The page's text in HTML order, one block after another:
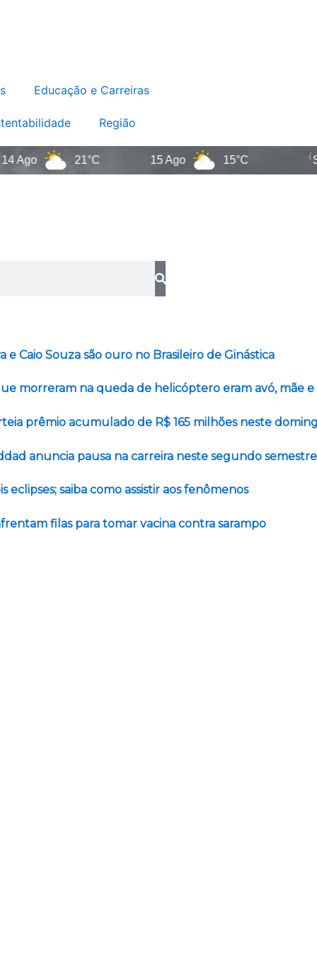
Educação e Carreiras
Região
21°C 15 Ago 15°C
e Caio Souza são ouro no Brasileiro de Ginástica
morreram na queda de helicóptero eram avó, mãe
prêmio acumulado de R$ 165 milhões neste
anuncia pausa na carreira neste segundo semestre
eclipses; saiba como assistir aos fenômenos
filas para tomar vacina contra sarampo